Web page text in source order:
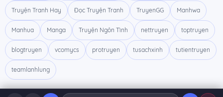
Truyện Tranh Hay Đọc Truyện Tranh TruyenGG Manhwa
Manhua Manga Truyện Ngôn Tình nettruyen toptruyen
blogtruyen vcomycs protruyen tusachxinh tutientruyen
teamlanhlung
Chính Sách Bảo Mật